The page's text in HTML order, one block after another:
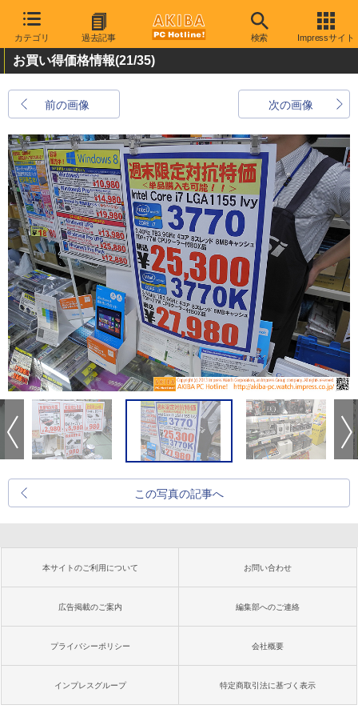
カテゴリ 過去記事 検索 Impressサイト
お買い得価格情報(21/35)
前の画像 次の画像
この写真の記事へ
本サイトのご利用について お問い合わせ
広告掲載のご案内 編集部へのご連絡
プライバシーポリシー 会社概要
インプレスグループ 特定商取引法に基づく表示